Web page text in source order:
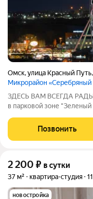
Омск,улица Красный Путь,
Микрорайон «Серебряный
ЗДЕСЬ ВАМ ВСЕГДА РАДЫ И ЖДУТ Квартира в
в парковой зоне
место. Рядом
Обозрения", торговые,
Позвонить
2 200 ₽ в сутки
37 м² квартира-студия
новостройка